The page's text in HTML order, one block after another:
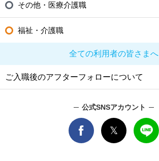
その他・医療介護職
福祉・介護職
全ての利用者の皆さまへ
ご入職後のアフターフォローについて
公式SNSアカウント